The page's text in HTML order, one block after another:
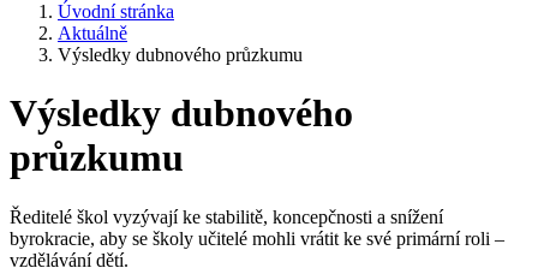
Úvodní stránka
Aktuálně
Výsledky dubnového průzkumu
Výsledky dubnového
průzkumu
Ředitelé škol vyzývají ke stabilitě, koncepčnosti a snížení
byrokracie, aby se školy učitelé mohli vrátit ke své primární roli –
vzdělávání dětí.